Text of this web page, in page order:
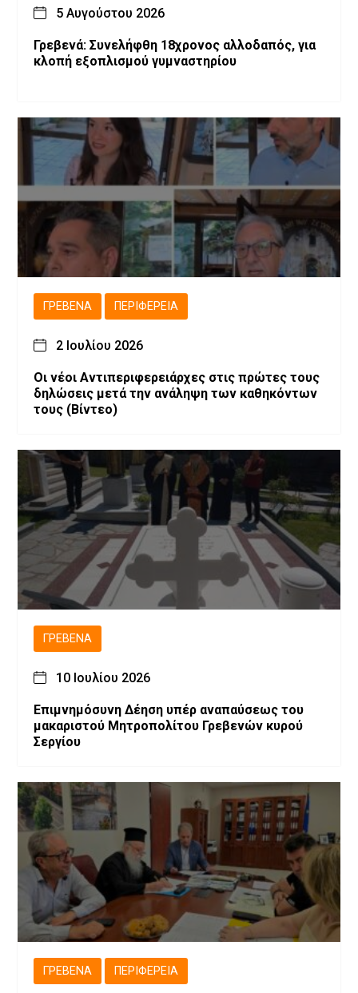
5 Αυγούστου 2026
Γρεβενά: Συνελήφθη 18χρονος αλλοδαπός, για
κλοπή εξοπλισμού γυμναστηρίου
ΓΡΕΒΕΝΆ ΠΕΡΙΦΈΡΕΙΑ
2 Ιουλίου 2026
Οι νέοι Αντιπεριφερειάρχες στις πρώτες τους
δηλώσεις μετά την ανάληψη των καθηκόντων
τους (Βίντεο)
ΓΡΕΒΕΝΆ
10 Ιουλίου 2026
Επιμνημόσυνη Δέηση υπέρ αναπαύσεως του
μακαριστού Μητροπολίτου Γρεβενών κυρού
Σεργίου
ΓΡΕΒΕΝΆ ΠΕΡΙΦΈΡΕΙΑ